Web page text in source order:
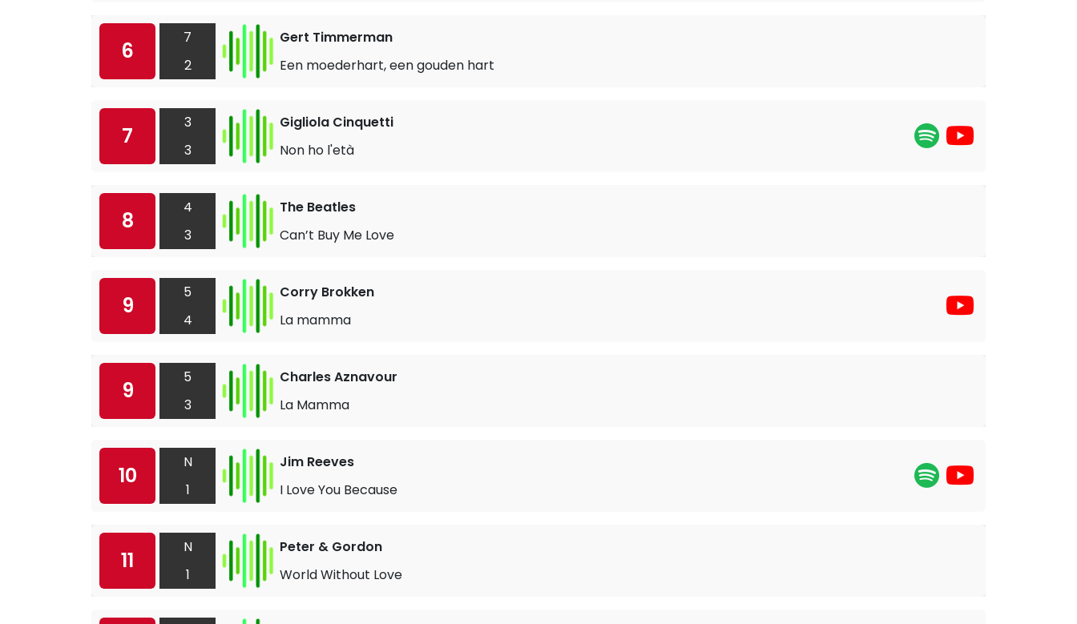
6
7
2
Gert Timmerman
Een moederhart, een gouden hart
7
3
3
Gigliola Cinquetti
Non ho l'età
8
4
3
The Beatles
Can’t Buy Me Love
9
5
4
Corry Brokken
La mamma
9
5
3
Charles Aznavour
La Mamma
10
N
1
Jim Reeves
I Love You Because
11
N
1
Peter & Gordon
World Without Love